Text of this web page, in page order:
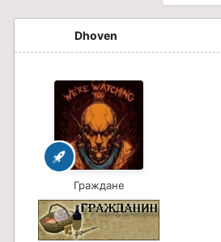
Dhoven
Граждане